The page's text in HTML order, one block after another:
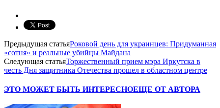
Предыдущая статьяРоковой день для украинцев: Придуманная
«сотня» и реальные убийцы Майдана
Следующая статьяТоржественный прием мэра Иркутска в
честь Дня защитника Отечества прошел в областном центре
ЭТО МОЖЕТ БЫТЬ ИНТЕРЕСНОЕЩЕ ОТ АВТОРА